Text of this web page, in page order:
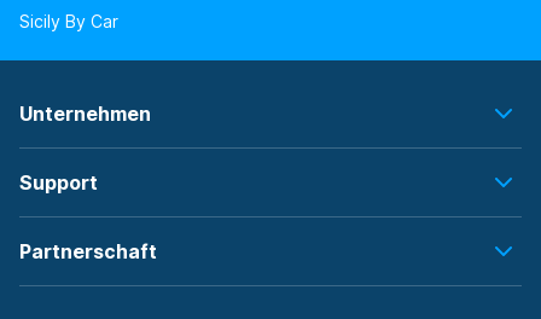
Sicily By Car
Unternehmen
Support
Partnerschaft